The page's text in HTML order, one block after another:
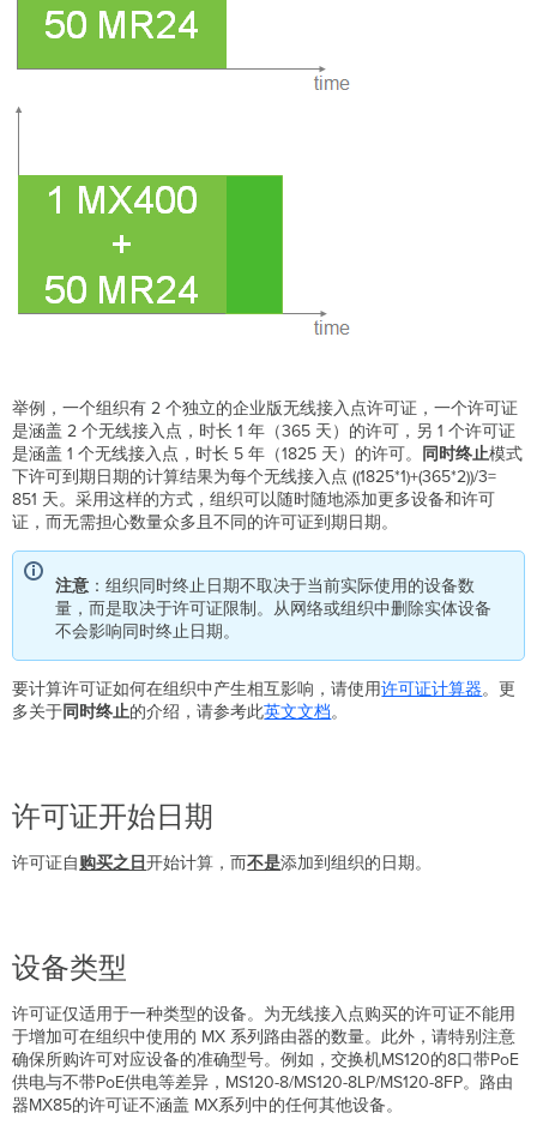
许
可
可
转
让
转
换
更
多
资
源
举例，一个组织有 2 个独立的企业版无线接入点许可证，一个许可证
是涵盖 2 个无线接入点，时长 1 年（365 天）的许可，另 1 个许可证
是涵盖 1 个无线接入点，时长 5 年（1825 天）的许可。 同时终止模式
下许可到期日期的计算结果为每个无线接入点 ((1825*1)+(365*2))/3=
851 天。采用这样的方式，组织可以随时随地添加更多设备和许可
证，而无需担心数量众多且不同的许可证到期日期。
注意 ：组织同时终止日期不取决于当前实际使用的设备数
量，而是取决于许可证限制。从网络或组织中删除实体设备
不会影响同时终止日期。
要计算许可证如何在组织中产生相互影响，请使用许可证计算器。更
多关于同时终止的介绍，请参考此英文文档。
许可证开始日期
许可证自购买之日开始计算，而不是添加到组织的日期。
设备类型
许可证仅适用于一种类型的设备。为无线接入点购买的许可证不能用
于增加可在组织中使用的 MX 系列路由器的数量。此外，请特别注意
确保所购许可对应设备的准确型号。例如，交换机MS120的8口带PoE
供电与不带PoE供电等差异，MS120-8/MS120-8LP/MS120-8FP。路由
器MX85的许可证不涵盖 MX系列中的任何其他设备。